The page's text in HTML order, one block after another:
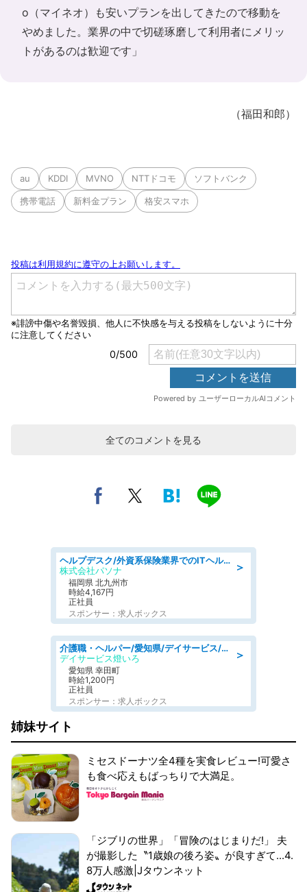
o（マイネオ）も安いプランを出してきたので移動を
やめました。業界の中で切磋琢磨して利用者にメリッ
トがあるのは歓迎です」
（福田和郎）
au KDDI MVNO NTTドコモ ソフトバンク
携帯電話 新料金プラン 格安スマホ
全てのコメントを見る
＞
ヘルプデスク/外資系保険業界でのITヘルプデスク業務/駅近/即日勤務可/ヘルプデスク
株式会社パソナ
福岡県 北九州市
時給4,167円
正社員
スポンサー：求人ボックス
＞
介護職・ヘルパー/愛知県/デイサービス/JR東海道本線 幸田/額田郡幸田町
デイサービス燈いろ
愛知県 幸田町
時給1,200円
正社員
スポンサー：求人ボックス
姉妹サイト
ミセスドーナツ全4種を実食レビュー!可愛さ
も食べ応えもばっちりで大満足。
「ジブリの世界」「冒険のはじまりだ!」 夫
が撮影した〝1歳娘の後ろ姿〟が良すぎて...4.
8万人感激|Jタウンネット